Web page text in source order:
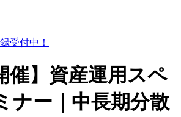
催】 資産運用スペ
ナー｜ 中長期分散